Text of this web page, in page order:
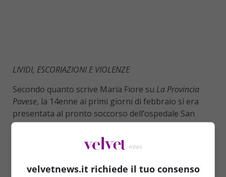
LIVIDI, ESCORIAZIONI E VIOLENZE
Secondo quanto scrive Maria Fiore su La Provincia
Pavese, la 14enne ai primi giorni di febbraio si era
presentata al pronto soccorso dell’ospedale San
Matteo di Pavia con lividi ed escoriazioni ed è stata
dimessa con una prognosi di 31 giorni
contusioni multiple. Il 16 febbraio ha raccontato la
particolare ha spiegato che i rapporti con i familiari
velvetnews.it richiede il tuo consenso